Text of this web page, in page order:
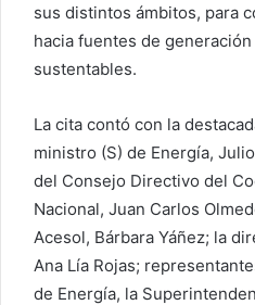
sus distintos ámbitos, para
hacia fuentes de
sustentables.
La cita contó con la
ministro (S) de Energía,
del Consejo Directivo del
Nacional, Juan Carlos
Acesol, Bárbara Yáñez; la
Ana Lía Rojas;
de Energía, la